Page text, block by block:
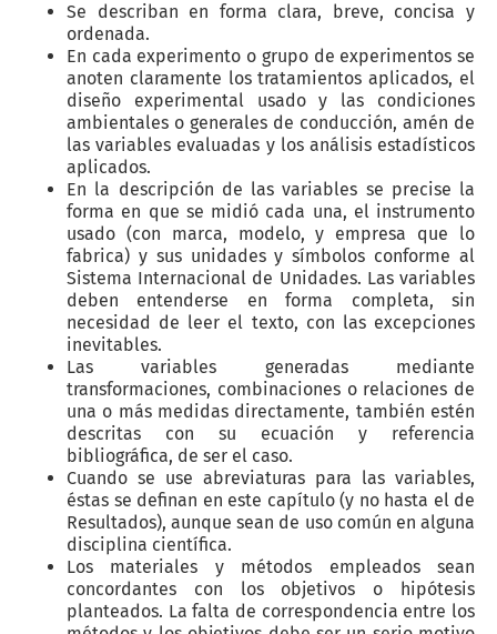
Se describan en forma clara, breve, concisa y
ordenada.
En cada experimento o grupo de experimentos se
anoten claramente los tratamientos aplicados, el
diseño experimental usado y las condiciones
ambientales o generales de conducción, amén de
las variables evaluadas y los análisis estadísticos
aplicados.
En la descripción de las variables se precise la
forma en que se midió cada una, el instrumento
usado (con marca, modelo, y empresa que lo
fabrica) y sus unidades y símbolos conforme al
Sistema Internacional de Unidades. Las variables
deben entenderse en forma completa, sin
necesidad de leer el texto, con las excepciones
inevitables.
Las variables generadas mediante
transformaciones, combinaciones o relaciones de
una o más medidas directamente, también estén
descritas con su ecuación y referencia
bibliográfica, de ser el caso.
Cuando se use abreviaturas para las variables,
éstas se definan en este capítulo (y no hasta el de
Resultados), aunque sean de uso común en alguna
disciplina científica.
Los materiales y métodos empleados sean
concordantes con los objetivos o hipótesis
planteados. La falta de correspondencia entre los